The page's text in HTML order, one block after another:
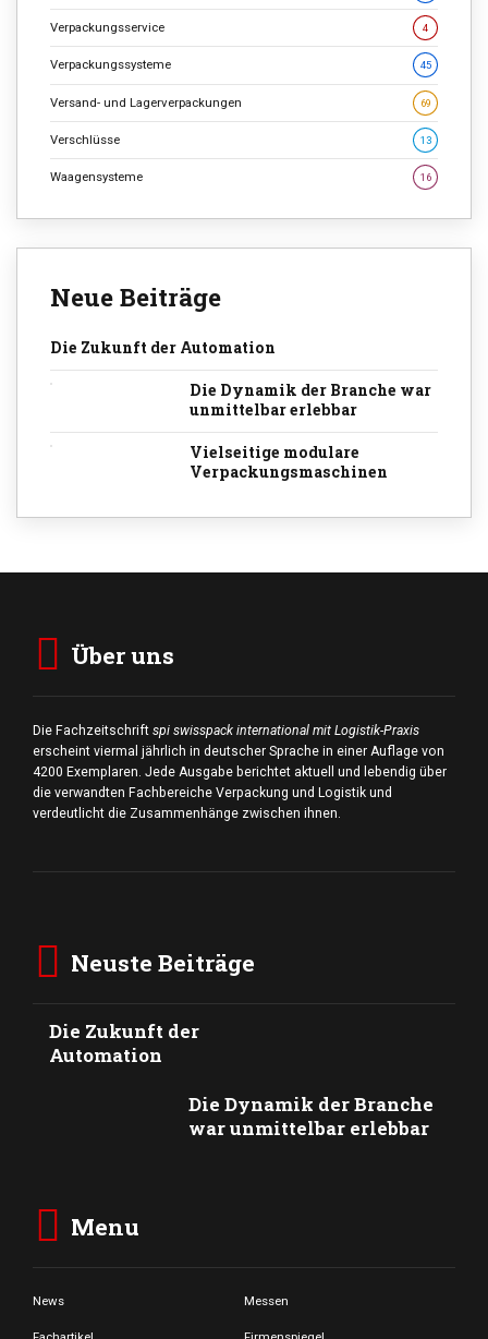
Verpackungsservice 4
Verpackungssysteme 45
Versand- und Lagerverpackungen 69
Verschlüsse 13
Waagensysteme 16
Neue Beiträge
Die Zukunft der Automation
Die Dynamik der Branche war
unmittelbar erlebbar
Vielseitige modulare
Verpackungsmaschinen
Über uns
Die Fachzeitschrift spi swisspack international mit Logistik-Praxis
erscheint viermal jährlich in deutscher Sprache in einer Auflage von
4200 Exemplaren. Jede Ausgabe berichtet aktuell und lebendig über
die verwandten Fachbereiche Verpackung und Logistik und
verdeutlicht die Zusammenhänge zwischen ihnen.
Neuste Beiträge
Die Zukunft der
Automation
Die Dynamik der Branche
war unmittelbar erlebbar
Menu
News Messen